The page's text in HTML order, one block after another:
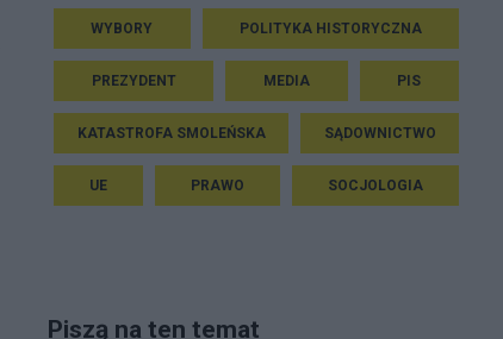
WYBORY POLITYKA HISTORYCZNA
PREZYDENT MEDIA PIS
KATASTROFA SMOLEŃSKA SĄDOWNICTWO
UE PRAWO SOCJOLOGIA
Piszą na ten temat